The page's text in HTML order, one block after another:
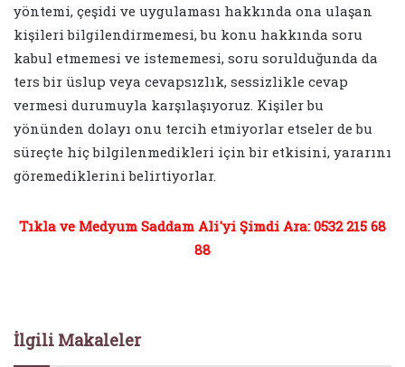
yöntemi, çeşidi ve uygulaması hakkında ona ulaşan
kişileri bilgilendirmemesi, bu konu hakkında soru
kabul etmemesi ve istememesi, soru sorulduğunda da
ters bir üslup veya cevapsızlık, sessizlikle cevap
vermesi durumuyla karşılaşıyoruz. Kişiler bu
yönünden dolayı onu tercih etmiyorlar etseler de bu
süreçte hiç bilgilenmedikleri için bir etkisini, yararını
göremediklerini belirtiyorlar.
Tıkla ve Medyum Saddam Ali'yi Şimdi Ara: 0532 215 68
88
İlgili Makaleler